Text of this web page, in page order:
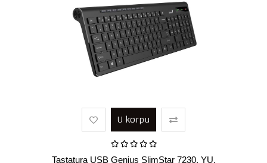
U korpu
Tastatura USB Genius SlimStar 7230, YU,